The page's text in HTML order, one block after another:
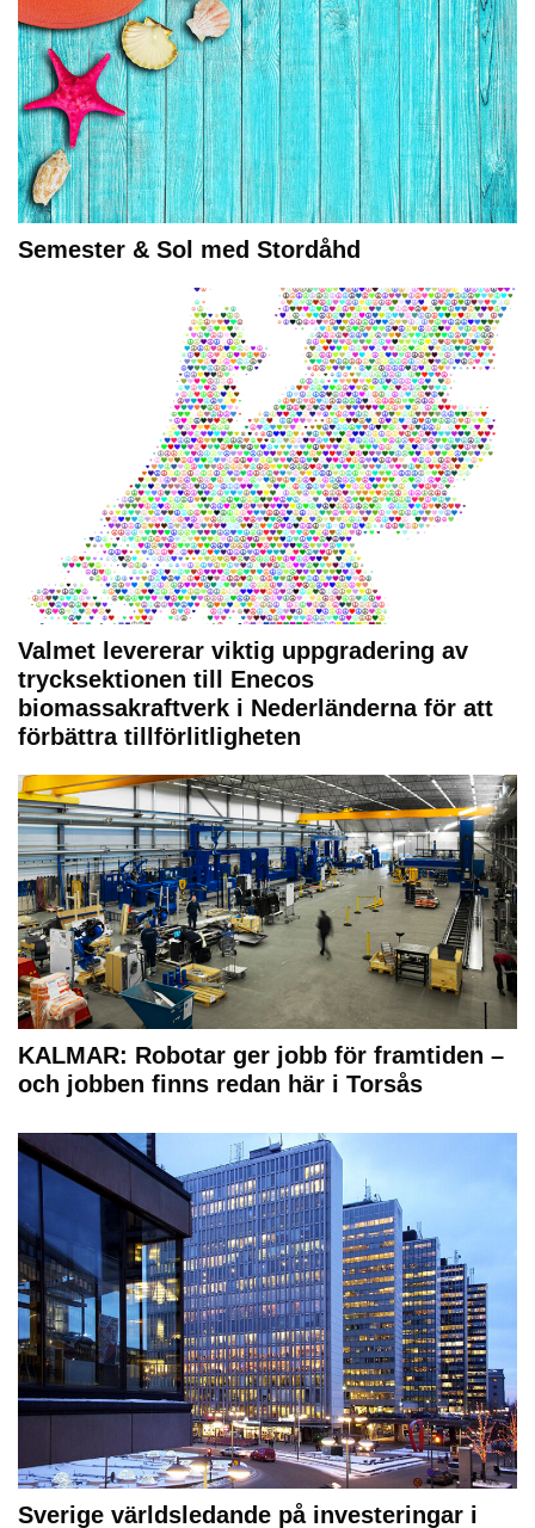
Semester & Sol med Stordåhd
Valmet levererar viktig uppgradering av
trycksektionen till Enecos
biomassakraftverk i Nederländerna för att
förbättra tillförlitligheten
KALMAR: Robotar ger jobb för framtiden –
och jobben finns redan här i Torsås
Sverige världsledande på investeringar i